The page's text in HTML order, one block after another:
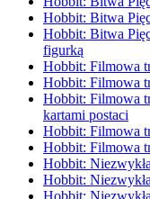
Hobbit: Bitwa
Hobbit: Bitwa
figurką
Hobbit: Filmowa
Hobbit: Filmowa
Hobbit: Filmowa
kartami postaci
Hobbit: Filmowa
Hobbit: Filmowa
Hobbit:
Hobbit:
Hobbit: